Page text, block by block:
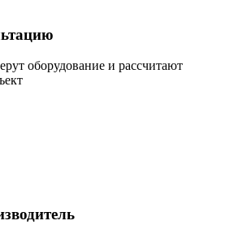
оборудование и рассчитают